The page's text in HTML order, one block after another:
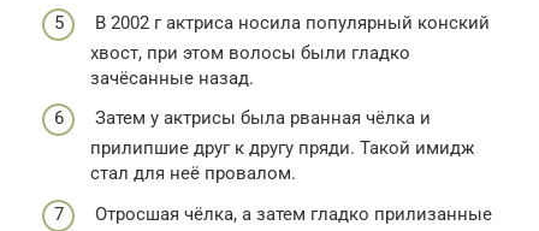
В 2002 г актриса носила популярный конский
хвост, при этом волосы были гладко
зачёсанные назад.
Затем у актрисы была рванная чёлка и
прилипшие друг к другу пряди. Такой имидж
стал для неё провалом.
Отросшая чёлка, а затем гладко прилизанные